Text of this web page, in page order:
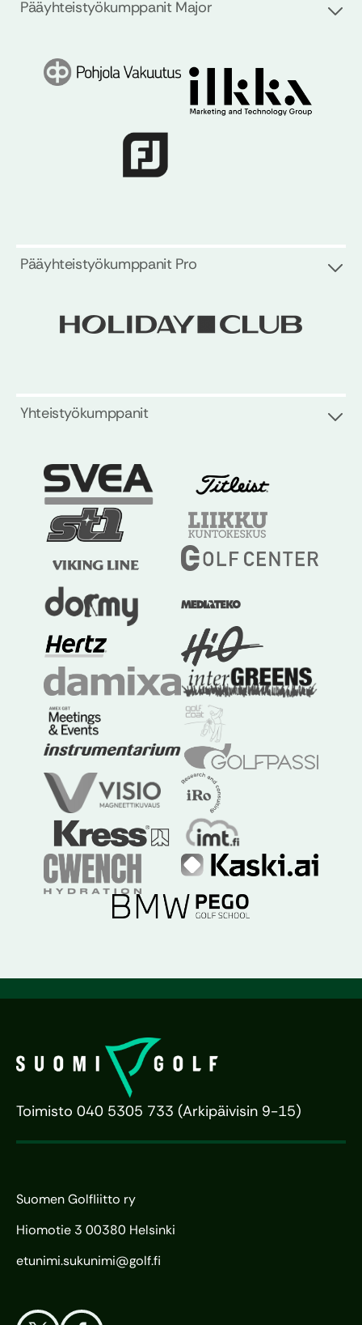
Pääyhteistyökumppanit Major
Pääyhteistyökumppanit Pro
Yhteistyökumppanit
Toimisto 040 5305 733 (Arkipäivisin 9-15)
Suomen Golfliitto ry
Hiomotie 3 00380 Helsinki
etunimi.sukunimi@golf.fi